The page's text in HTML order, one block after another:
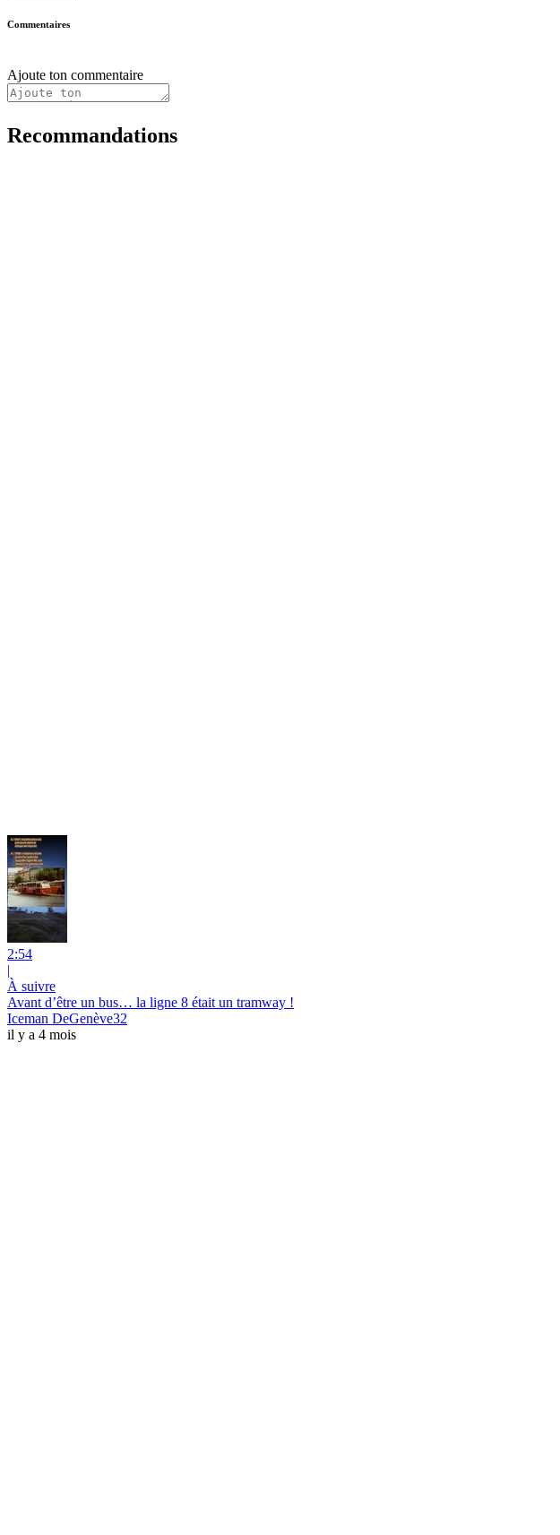
Commentaires
Ajoute ton commentaire
Recommandations
2:54
|
À suivre
Avant d’être un bus… la ligne 8 était un tramway !
Iceman DeGenève32
il y a 4 mois